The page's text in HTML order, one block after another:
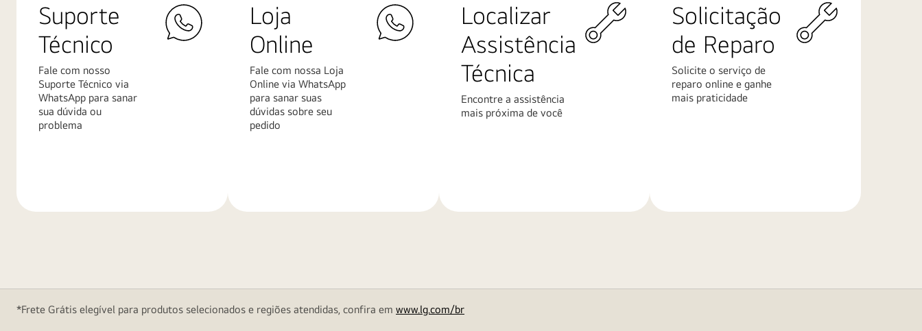
Suporte
Técnico
Fale com nosso
Suporte Técnico via
WhatsApp para sanar
sua dúvida ou
problema
Loja
Online
Fale com nossa Loja
Online via WhatsApp
para sanar suas
dúvidas sobre seu
pedido
Localizar
Assistência
Técnica
Encontre a assistência
mais próxima de você
Solicitação
de Reparo
Solicite o serviço de
reparo online e ganhe
mais praticidade
*Frete Grátis elegível para produtos selecionados e regiões atendidas, confira em www.lg.com/br